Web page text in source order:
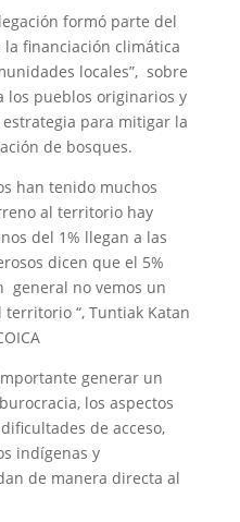
formó parte del
la financiación climática
locales”, sobre
pueblos originarios y
para mitigar la
de bosques.
han tenido muchos
al territorio hay
del 1% llegan a las
dicen que el 5%
general no vemos un
“, Tuntiak Katan
generar un
los aspectos
de acceso,
indígenas y
de manera directa al